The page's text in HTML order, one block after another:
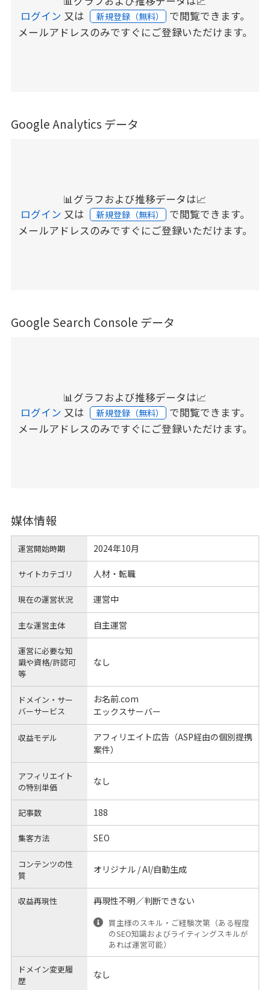
ログイン 又は 新規登録（無料） で閲覧できます。
メールアドレスのみですぐにご登録いただけます。
Google Analytics データ
📊グラフおよび推移データは📈
ログイン 又は 新規登録（無料） で閲覧できます。
メールアドレスのみですぐにご登録いただけます。
Google Search Console データ
📊グラフおよび推移データは📈
ログイン 又は 新規登録（無料） で閲覧できます。
メールアドレスのみですぐにご登録いただけます。
媒体情報
運営開始時期 2024年10月
サイトカテゴリ 人材・転職
現在の運営状況 運営中
主な運営主体 自主運営
運営に必要な知
識や資格/許認可
等
なし
ドメイン・サー
バーサービス
お名前.com
エックスサーバー
収益モデル
アフィリエイト広告（ASP経由の個別提携
案件）
アフィリエイト
の特別単価 なし
記事数 188
集客方法 SEO
コンテンツの性
質
オリジナル / AI/自動生成
収益再現性 再現性不明／判断できない
買主様のスキル・ご経験次第（ある程度
のSEO知識およびライティングスキルが
あれば運営可能）
ドメイン変更履
歴
なし